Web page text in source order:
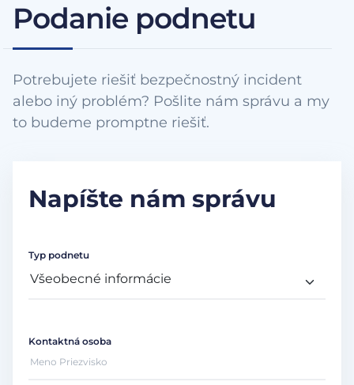
Podanie podnetu
Potrebujete riešiť bezpečnostný incident
alebo iný problém? Pošlite nám správu a my
to budeme promptne riešiť.
Napíšte nám správu
Typ podnetu
Kontaktná osoba